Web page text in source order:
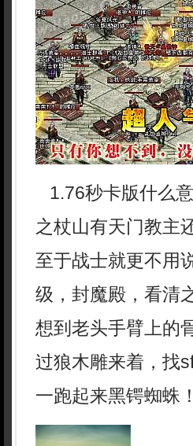
1.76秒卡版什么
之杖山有天门教主
至于战士就更不用
级，封魔殿，看清
想到老头手臂上的
过狼木雕来着，找
一跑起来黑锷蜘蛛！